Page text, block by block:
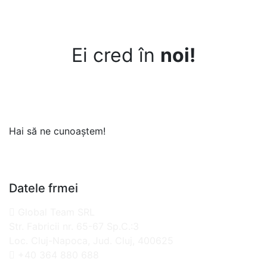
Ei cred în noi!
Hai să ne cunoaștem!
Datele frmei